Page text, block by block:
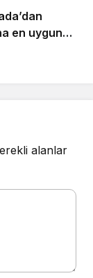
en uygun
dijital
alanlar